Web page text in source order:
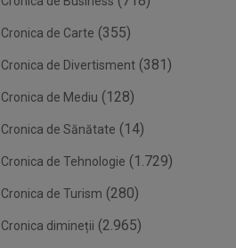
Cronica de Carte (355)
Cronica de Divertisment (381)
Cronica de Mediu (128)
Cronica de Sănătate (14)
Cronica de Tehnologie (1.729)
Cronica de Turism (280)
Cronica dimineții (2.965)